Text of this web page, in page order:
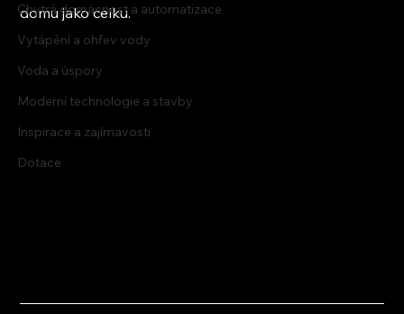
Chytrá domácnost a automatizace
Vytápění a ohřev vody
Voda a úspory
Moderní technologie a stavby
Inspirace a zajímavosti
Dotace
domu jako celku.